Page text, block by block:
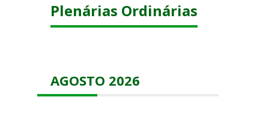
Plenárias Ordinárias
AGOSTO 2026